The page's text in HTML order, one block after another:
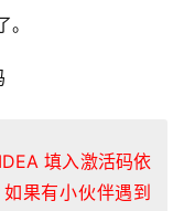
填入激活码依
果有小伙伴遇到